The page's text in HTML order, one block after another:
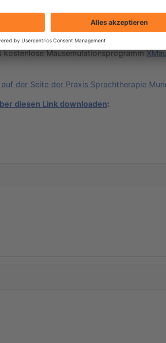
nach dem Zufallsprinzip aufgedeckt
die Anzahl der Kacheln angepasst.
kostenlose Mausemulationsprogramm
der Seite der Praxis Sprachtherapie
diesen Link downloaden: